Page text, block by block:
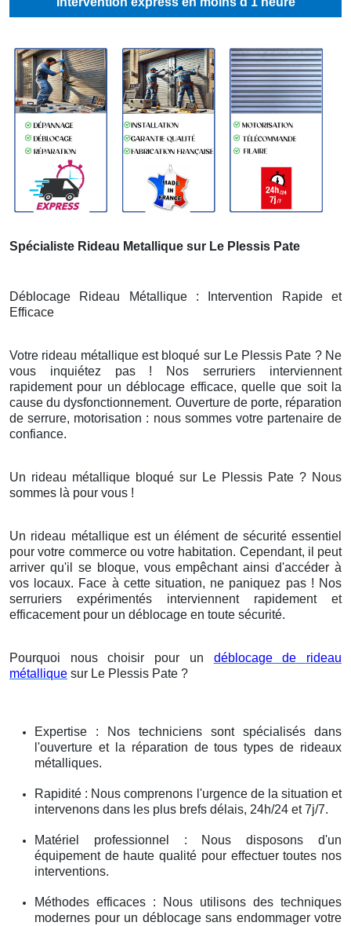
Spécialiste Rideau Metallique sur Le Plessis Pate
Déblocage Rideau Métallique : Intervention Rapide et
Efficace
Votre rideau métallique est bloqué sur Le Plessis Pate ? Ne
vous inquiétez pas ! Nos serruriers interviennent
rapidement pour un déblocage efficace, quelle que soit la
cause du dysfonctionnement. Ouverture de porte, réparation
de serrure, motorisation : nous sommes votre partenaire de
confiance.
Un rideau métallique bloqué sur Le Plessis Pate ? Nous
sommes là pour vous !
Un rideau métallique est un élément de sécurité essentiel
pour votre commerce ou votre habitation. Cependant, il peut
arriver qu'il se bloque, vous empêchant ainsi d'accéder à
vos locaux. Face à cette situation, ne paniquez pas ! Nos
serruriers expérimentés interviennent rapidement et
efficacement pour un déblocage en toute sécurité.
Pourquoi nous choisir pour un déblocage de rideau
métallique sur Le Plessis Pate ?
Expertise : Nos techniciens sont spécialisés dans
l'ouverture et la réparation de tous types de rideaux
métalliques.
Rapidité : Nous comprenons l'urgence de la situation et
intervenons dans les plus brefs délais, 24h/24 et 7j/7.
Matériel professionnel : Nous disposons d'un
équipement de haute qualité pour effectuer toutes nos
interventions.
Méthodes efficaces : Nous utilisons des techniques
modernes pour un déblocage sans endommager votre